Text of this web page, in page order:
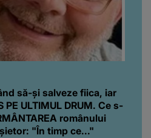
să-și salveze fiica, iar
ULTIMUL DRUM. Ce s-
românului
"În timp ce..."